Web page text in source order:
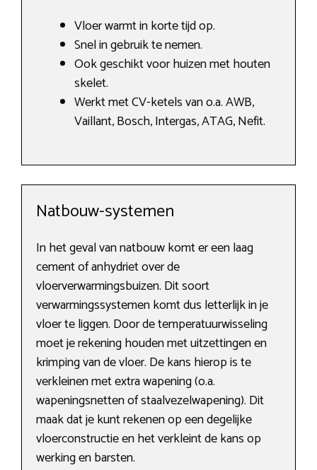
Vloer warmt in korte tijd op.
Snel in gebruik te nemen.
Ook geschikt voor huizen met houten
skelet.
Werkt met CV-ketels van o.a. AWB,
Vaillant, Bosch, Intergas, ATAG, Nefit.
Natbouw-systemen
In het geval van natbouw komt er een laag
cement of anhydriet over de
vloerverwarmingsbuizen. Dit soort
verwarmingssystemen komt dus letterlijk in je
vloer te liggen. Door de temperatuurwisseling
moet je rekening houden met uitzettingen en
krimping van de vloer. De kans hierop is te
verkleinen met extra wapening (o.a.
wapeningsnetten of staalvezelwapening). Dit
maak dat je kunt rekenen op een degelijke
vloerconstructie en het verkleint de kans op
werking en barsten.